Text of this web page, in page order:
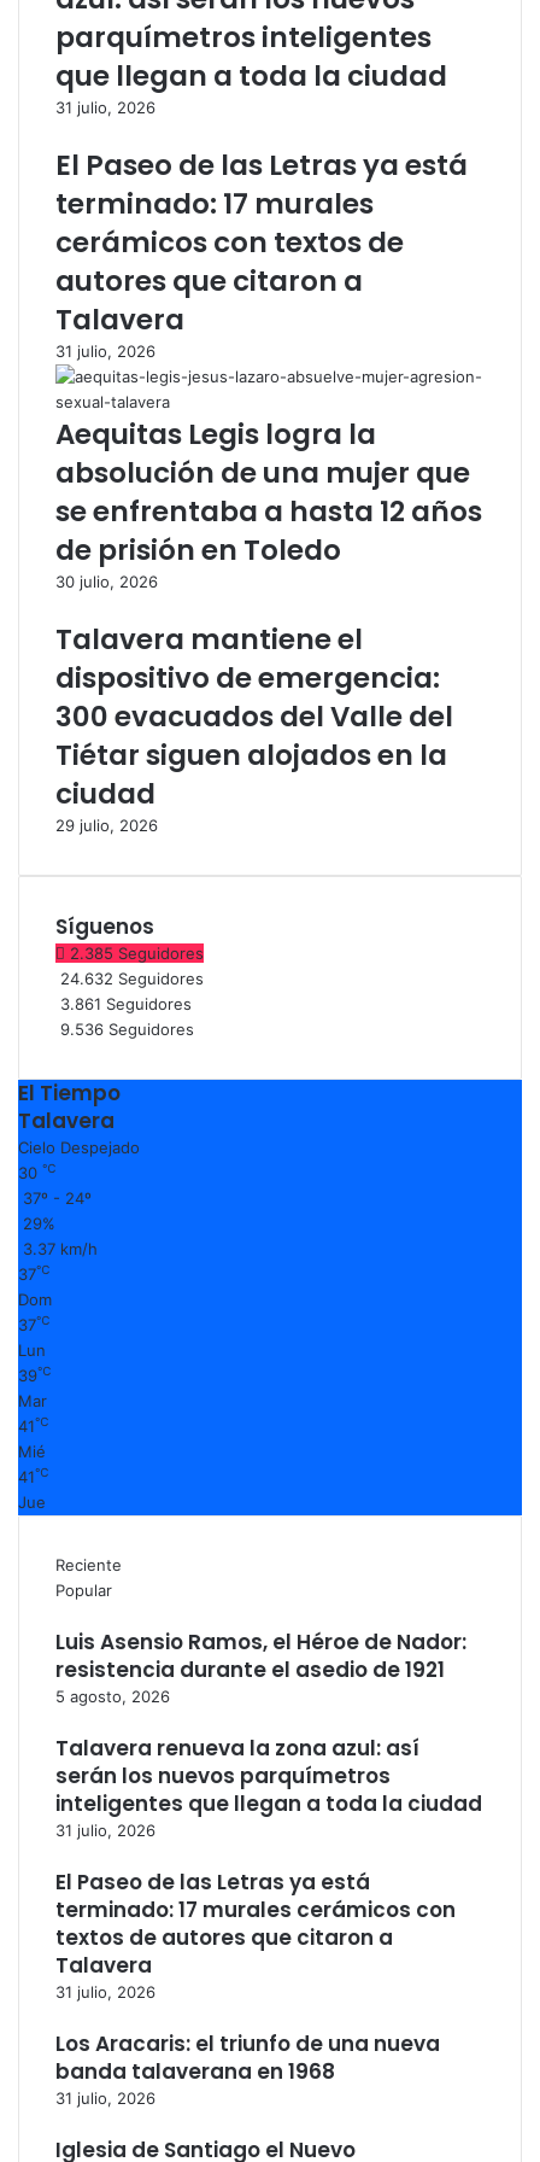
n
e
0
a
n
v
e
s
a
r
i
o
e
C
n
t
o
e
r
m
i
c
o
a
v
e
r
a
o
n
B
i
s
a
e
t
l
o
d
e
a
e
n
d
S
parquímetros inteligentes
que llegan a toda la ciudad
31 julio, 2026
El Paseo de las Letras ya está
terminado: 17 murales
cerámicos con textos de
autores que citaron a
Talavera
31 julio, 2026
Aequitas Legis logra la
absolución de una mujer que
se enfrentaba a hasta 12 años
de prisión en Toledo
30 julio, 2026
Talavera mantiene el
dispositivo de emergencia:
300 evacuados del Valle del
Tiétar siguen alojados en la
ciudad
29 julio, 2026
Síguenos
2.385 Seguidores
24.632 Seguidores
3.861 Seguidores
9.536 Seguidores
El Tiempo
Talavera
Cielo Despejado
30 ℃
37º - 24º
29%
3.37 km/h
37℃
Dom
37℃
Lun
39℃
Mar
41℃
Mié
41℃
Jue
Reciente
Popular
Luis Asensio Ramos, el Héroe de Nador:
resistencia durante el asedio de 1921
5 agosto, 2026
Talavera renueva la zona azul: así
serán los nuevos parquímetros
inteligentes que llegan a toda la ciudad
31 julio, 2026
El Paseo de las Letras ya está
terminado: 17 murales cerámicos con
textos de autores que citaron a
Talavera
31 julio, 2026
Los Aracaris: el triunfo de una nueva
banda talaverana en 1968
31 julio, 2026
Iglesia de Santiago el Nuevo